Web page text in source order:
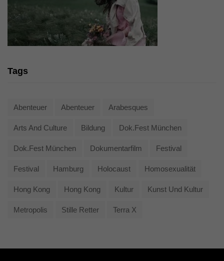
Tags
Abenteuer Abenteuer Arabesques
Arts And Culture Bildung Dok.fest München
Dok.fest München Dokumentarfilm Festival
Festival Hamburg Holocaust Homosexualität
Hong Kong Hong Kong Kultur Kunst Und Kultur
Metropolis Stille Retter Terra X